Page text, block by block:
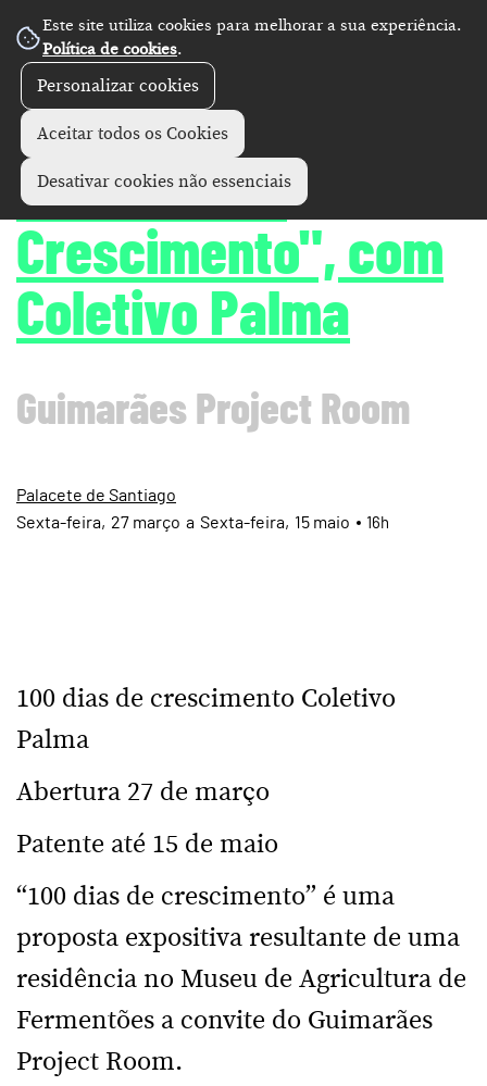
Este site utiliza cookies para melhorar a sua experiência.
Política de cookies.
Personalizar cookies
Aceitar todos os Cookies
Desativar cookies não essenciais
Exposições +
"100 dias de
Crescimento", com
Coletivo Palma
Guimarães Project Room
Palacete de Santiago
27 março
Sexta a 15 maio
Sexta 16h
100 dias de crescimento Coletivo
Palma
Abertura 27 de março
Patente até 15 de maio
“100 dias de crescimento” é uma
proposta expositiva resultante de uma
residência no Museu de Agricultura de
Fermentões a convite do Guimarães
Project Room.